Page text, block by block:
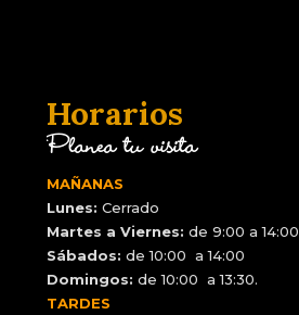
Horarios
Planea tu visita
MAÑANAS
Lunes: Cerrado
Martes a Viernes: de 9:00 a 14:00
Sábados: de 10:00 a 14:00
Domingos: de 10:00 a 13:30.
TARDES